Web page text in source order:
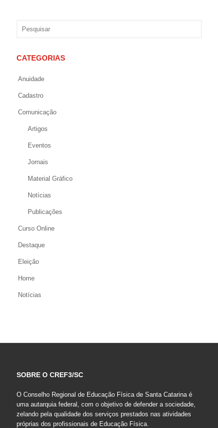
CATEGORIAS
Anuidade
Cadastro
Comunicação
Artigos
Eventos
Jornais
Material Gráfico
Notícias
Publicações
Curso Online
Destaque
Eleição
Home
Notícias
SOBRE O CREF3/SC
O Conselho Regional de Educação Física de Santa Catarina é
uma autarquia federal, com o objetivo de defender a sociedade,
zelando pela qualidade dos serviços prestados nas atividades
próprias dos profissionais de Educação Física.